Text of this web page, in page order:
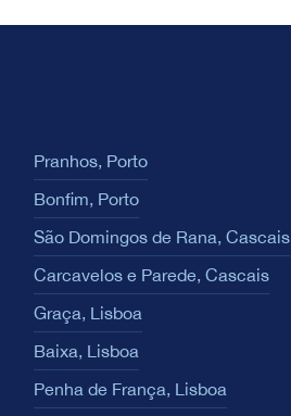
Pranhos, Porto
Bonfim, Porto
São Domingos de Rana, Cascais
Carcavelos e Parede, Cascais
Graça, Lisboa
Baixa, Lisboa
Penha de França, Lisboa